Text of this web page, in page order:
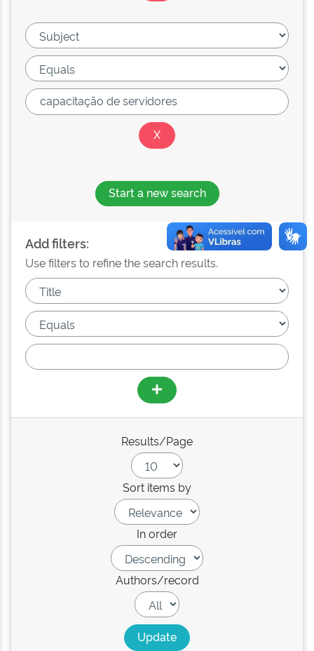
Start a new search
Add filters:
Use filters to refine the search results.
Results/Page
Sort items by
In order
Authors/record